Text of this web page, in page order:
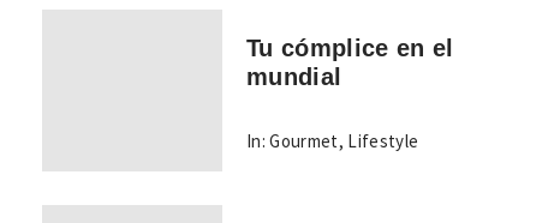
Tu cómplice en el
mundial
In: Gourmet, Lifestyle